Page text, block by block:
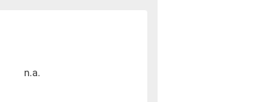
n.a.